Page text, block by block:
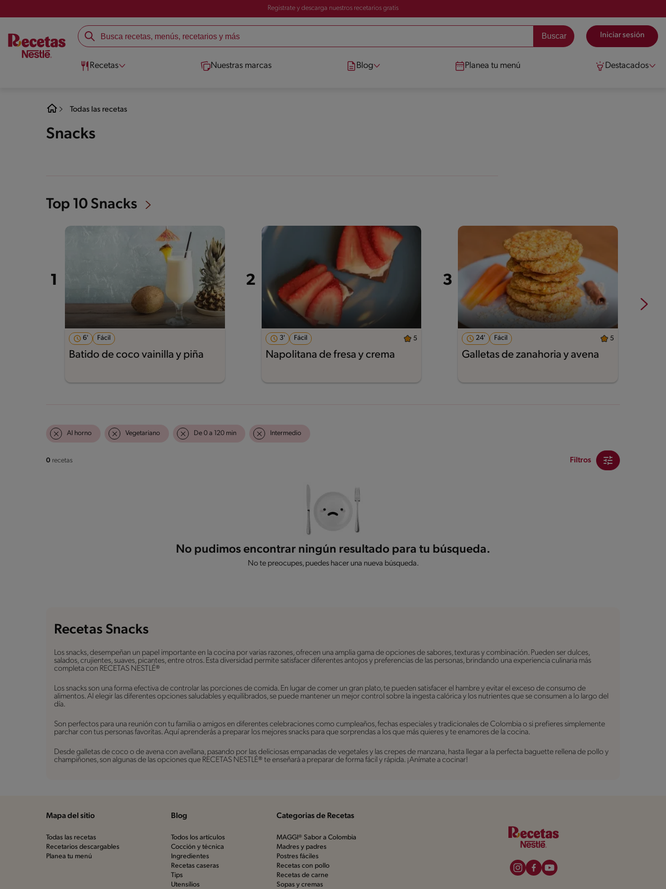
Registrate y descarga nuestros recetarios gratis
Iniciar sesión
Recetas Nuestras marcas Blog Planea tu menú Destacados
Todas las recetas
Snacks
Top 10 Snacks
6' Fácil
Batido de coco vainilla y piña
3' Fácil 5
Napolitana de fresa y crema
24' Fácil 5
Galletas de zanahoria y avena
Al horno Vegetariano De 0 a 120 min Intermedio
0 recetas Filtros
No pudimos encontrar ningún resultado para tu búsqueda.
No te preocupes, puedes hacer una nueva búsqueda.
Recetas Snacks
Los snacks, desempeñan un papel importante en la cocina por varias razones, ofrecen una amplia gama de opciones de sabores, texturas y combinación. Pueden ser dulces,
salados, crujientes, suaves, picantes, entre otros. Esta diversidad permite satisfacer diferentes antojos y preferencias de las personas, brindando una experiencia culinaria más
completa con RECETAS NESTLÉ®
Los snacks son una forma efectiva de controlar las porciones de comida. En lugar de comer un gran plato, te pueden satisfacer el hambre y evitar el exceso de consumo de
alimentos. Al elegir las diferentes opciones saludables y equilibrados, se puede mantener un mejor control sobre la ingesta calórica y los nutrientes que se consumen a lo largo del
día.
Son perfectos para una reunión con tu familia o amigos en diferentes celebraciones como cumpleaños, fechas especiales y tradicionales de Colombia o si prefieres simplemente
parchar con tus personas favoritas. Aquí aprenderás a preparar los mejores snacks para que sorprendas a los que más quieres y te enamores de la cocina.
Desde galletas de coco o de avena con avellana, pasando por las deliciosas empanadas de vegetales y las crepes de manzana, hasta llegar a la perfecta baguette rellena de pollo y
champiñones, son algunas de las opciones que RECETAS NESTLÉ® te enseñará a preparar de forma fácil y rápida. ¡Anímate a cocinar!
Mapa del sitio
Todas las recetas
Recetarios descargables
Planea tu menú
Blog
Todos los artículos
Cocción y técnica
Ingredientes
Recetas caseras
Tips
Utensílios
Categorias de Recetas
MAGGI® Sabor a Colombia
Madres y padres
Postres fáciles
Recetas con pollo
Recetas de carne
Sopas y cremas